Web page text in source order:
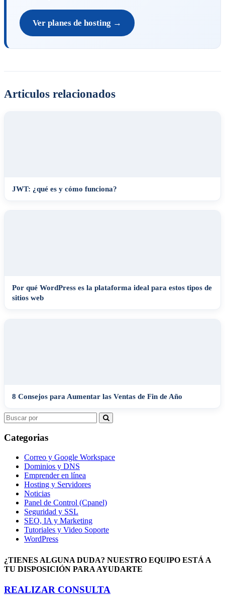
Ver planes de hosting →
Articulos relacionados
JWT: ¿qué es y cómo funciona?
Por qué WordPress es la plataforma ideal para estos tipos de
sitios web
8 Consejos para Aumentar las Ventas de Fin de Año
Search
for:
Categorias
Correo y Google Workspace
Dominios y DNS
Emprender en línea
Hosting y Servidores
Noticias
Panel de Control (Cpanel)
Seguridad y SSL
SEO, IA y Marketing
Tutoriales y Video Soporte
WordPress
¿TIENES ALGUNA DUDA? NUESTRO EQUIPO ESTÁ A
TU DISPOSICIÓN PARA AYUDARTE
REALIZAR CONSULTA